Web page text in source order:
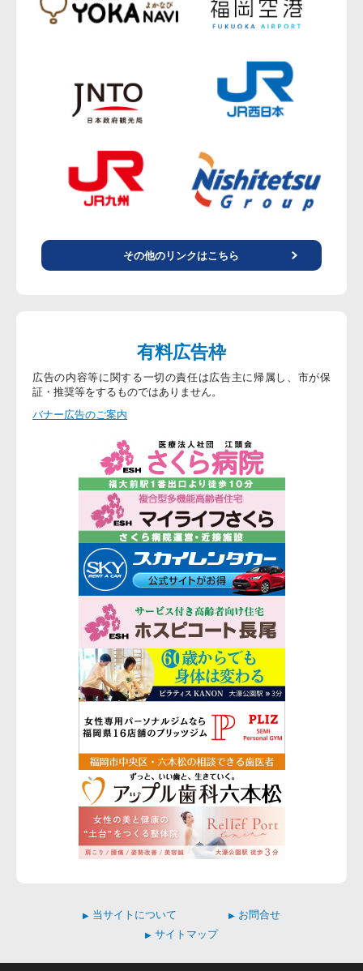
その他のリンクはこちら
有料広告枠
広告の内容等に関する一切の責任は広告主に帰属し、市が保
証・推奨等をするものではありません。
バナー広告のご案内
▶ 当サイトについて ▶ お問合せ
▶ サイトマップ